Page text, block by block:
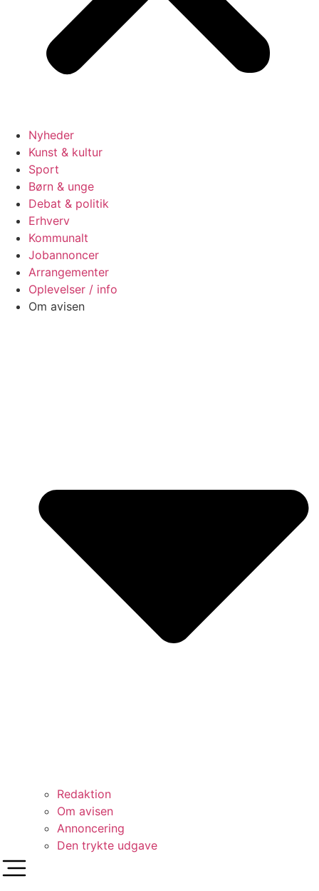
Nyheder
Kunst & kultur
Sport
Børn & unge
Debat & politik
Erhverv
Kommunalt
Jobannoncer
Arrangementer
Oplevelser / info
Om avisen
Redaktion
Om avisen
Annoncering
Den trykte udgave